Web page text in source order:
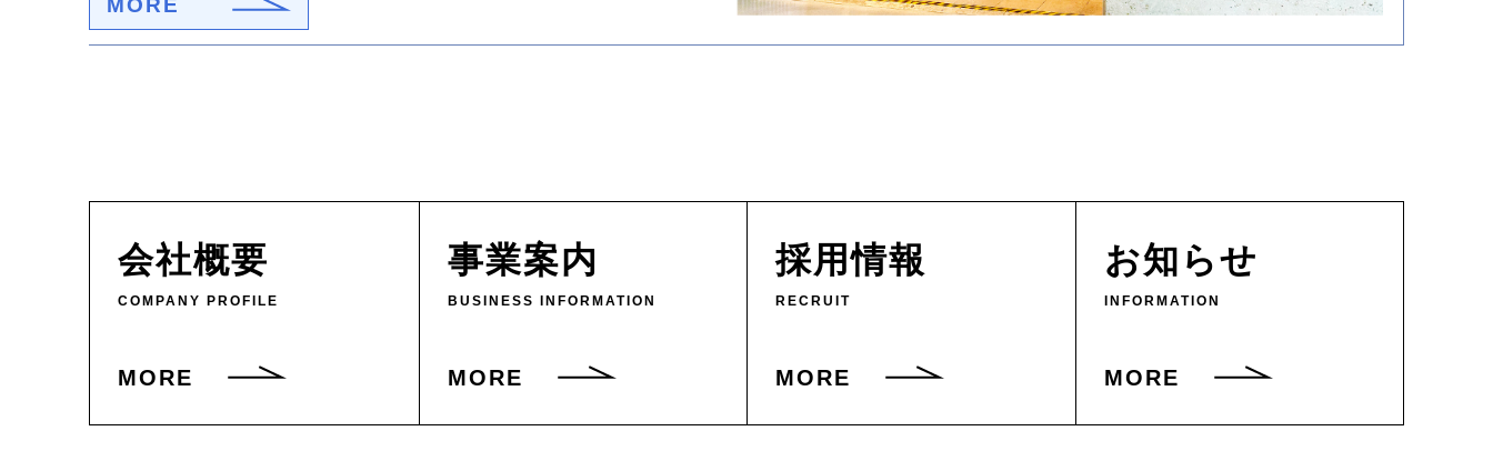
会社概要
COMPANY PROFILE
MORE
事業案内
BUSINESS INFORMATION
MORE
採用情報
RECRUIT
MORE
お知らせ
INFORMATION
MORE